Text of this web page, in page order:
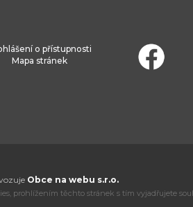
o přístupnosti
Mapa stránek
Obce na webu s.r.o.
prohlížením těchto stránek s tím vyjadřujete